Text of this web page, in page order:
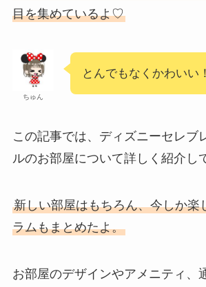
目を集めているよ♡
ちゅん
とんでもなくかわいい
この記事では、ディズニーセレブ
ルのお部屋について詳しく紹介し
新しい部屋はもちろん、今しか楽
ラムもまとめたよ。
お部屋のデザインやアメニティ、